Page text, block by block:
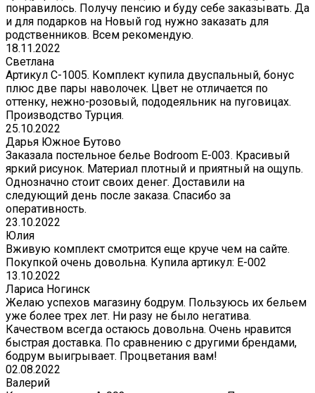
понравилось. Получу пенсию и буду себе заказывать. Да
и для подарков на Новый год нужно заказать для
родственников. Всем рекомендую.
18.11.2022
Светлана
Артикул С-1005. Комплект купила двуспальный, бонус
плюс две пары наволочек. Цвет не отличается по
оттенку, нежно-розовый, пододеяльник на пуговицах.
Производство Турция.
25.10.2022
Дарья Южное Бутово
Заказала постельное белье Bodroom E-003. Красивый
яркий рисунок. Материал плотный и приятный на ощупь.
Однозначно стоит своих денег. Доставили на
следующий день после заказа. Спасибо за
оперативность.
23.10.2022
Юлия
Вживую комплект смотрится еще круче чем на сайте.
Покупкой очень довольна. Купила артикул: E-002
13.10.2022
Лариса Ногинск
Желаю успехов магазину бодрум. Пользуюсь их бельем
уже более трех лет. Ни разу не было негатива.
Качеством всегда остаюсь довольна. Очень нравится
быстрая доставка. По сравнению с другими брендами,
бодрум выигрывает. Процветания вам!
02.08.2022
Валерий